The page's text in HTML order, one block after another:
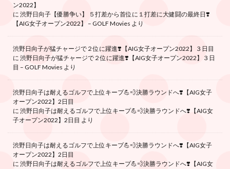
ン2022】
に 渋野日向子【優勝争い】 ５打差から首位に１打差に大健闘の最終日❣️
【AIG女子オープン2022】 – GOLF Movies より
渋野日向子が猛チャージで２位に躍進❣️【AIG女子オープン2022】３日目
に 渋野日向子が猛チャージで２位に躍進❣️【AIG女子オープン2022】３日
目 – GOLF Movies より
渋野日向子は耐えるゴルフで上位キープ💪💨決勝ラウンドへ❣️【AIG女子
オープン2022】2日目
に 渋野日向子は耐えるゴルフで上位キープ💪💨決勝ラウンドへ❣️【AIG女
子オープン2022】2日目 より
渋野日向子は耐えるゴルフで上位キープ💪💨決勝ラウンドへ❣️【AIG女子
オープン2022】2日目
に 渋野日向子は耐えるゴルフで上位キープ💪💨決勝ラウンドへ❣️【AIG女